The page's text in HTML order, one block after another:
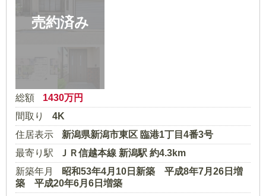
売約済み
総額 1430万円
間取り
4K
住居表示
新潟県新潟市東区 臨港1丁目4番3号
最寄り駅
ＪＲ信越本線 新潟駅 約4.3km
新築年月
昭和53年4月10日新築 平成8年7月26日増
築 平成20年6月6日増築